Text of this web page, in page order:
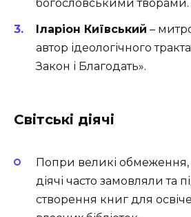
богословськими творами.
Іларіон Київський –
автор ідеологічного
Закон і Благодать».
Світські діячі
Попри великі обмеження,
діячі часто замовляли та
створення книг для